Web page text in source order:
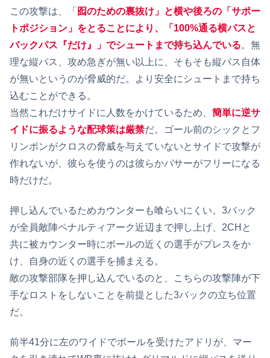
この攻撃は、「 囮のための裏抜け」と横や後ろの「サポー
トポジション」をとることにより、「100%通る横パスと
バックパス『だけ』」でシュートまで持ち込んでいる。無
理な縦パス、攻め急ぎが無い以上に、そもそも縦パス自体
が無いというのが脅威的だ。より安全にシュートまで持ち
込むことができる。
当然これだけサイドに人数をかけているため、 簡単に逆サ
イドに振るような配球策は厳禁だ。ゴール前のシックとフ
リンポンがクロスの脅威を与えていないとサイドで攻撃が
作れないが、彼らを使うのは彼らかパサーがフリーになる
時だけだ。
押し込んでいるためカウンターも喰らいにくい。3バック
が全員敵陣ペナルティアーク近辺まで押し上げ、2CHと
共に被カウンター時にボールの近くの選手がプレスをか
け、自身の近くの選手を捕まえる。
敵の攻撃部隊を押し込んでいるのと、こちらの攻撃陣が下
手なロストをしないことを前提とした3バックの立ち位置
だ。
前半41分に左のワイドでボールを受けたアドリが、マー